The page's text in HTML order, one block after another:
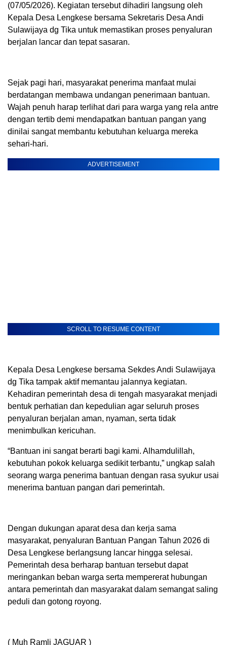
(07/05/2026). Kegiatan tersebut dihadiri langsung oleh
Kepala Desa Lengkese bersama Sekretaris Desa Andi
Sulawijaya dg Tika untuk memastikan proses penyaluran
berjalan lancar dan tepat sasaran.
Sejak pagi hari, masyarakat penerima manfaat mulai
berdatangan membawa undangan penerimaan bantuan.
Wajah penuh harap terlihat dari para warga yang rela antre
dengan tertib demi mendapatkan bantuan pangan yang
dinilai sangat membantu kebutuhan keluarga mereka
sehari-hari.
ADVERTISEMENT
SCROLL TO RESUME CONTENT
Kepala Desa Lengkese bersama Sekdes Andi Sulawijaya
dg Tika tampak aktif memantau jalannya kegiatan.
Kehadiran pemerintah desa di tengah masyarakat menjadi
bentuk perhatian dan kepedulian agar seluruh proses
penyaluran berjalan aman, nyaman, serta tidak
menimbulkan kericuhan.
“Bantuan ini sangat berarti bagi kami. Alhamdulillah,
kebutuhan pokok keluarga sedikit terbantu,” ungkap salah
seorang warga penerima bantuan dengan rasa syukur usai
menerima bantuan pangan dari pemerintah.
Dengan dukungan aparat desa dan kerja sama
masyarakat, penyaluran Bantuan Pangan Tahun 2026 di
Desa Lengkese berlangsung lancar hingga selesai.
Pemerintah desa berharap bantuan tersebut dapat
meringankan beban warga serta mempererat hubungan
antara pemerintah dan masyarakat dalam semangat saling
peduli dan gotong royong.
( Muh Ramli JAGUAR )